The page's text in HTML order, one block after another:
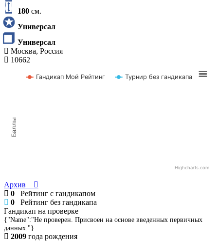
180 см.
Универсал
Универсал
Москва, Россия
10662
Баллы
Гандикап Мой Рейтинг Турнир без гандикапа
Highcharts.com
Архив
0 Рейтинг с гандикапом
0 Рейтинг без гандикапа
Гандикап на проверке
{"Name":"Не проверен. Присвоен на основе введенных первичных
данных."}
2009 года рождения